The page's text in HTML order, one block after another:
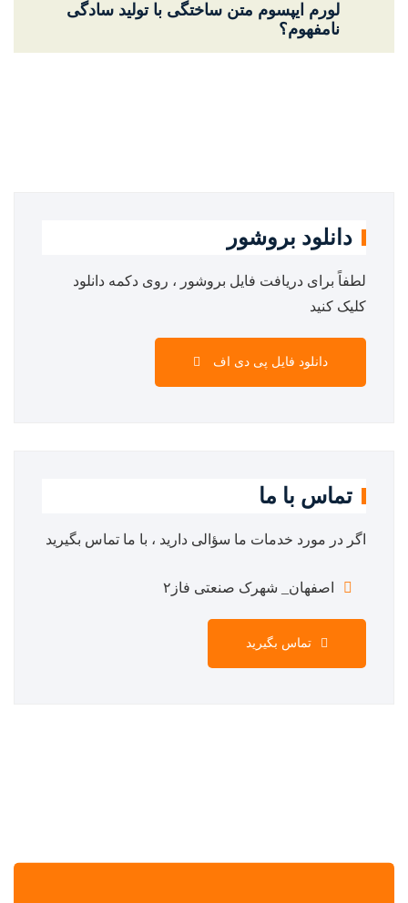
دانلود بروشور
لطفاً برای دریافت فایل بروشور ، روی دکمه دانلود
کلیک کنید
دانلود فایل پی دی اف
تماس با ما
اگر در مورد خدمات ما سؤالی دارید ، با ما تماس بگیرید
اصفهان_ شهرک صنعتی فاز۲
تماس بگیرید
لورم ایپسوم متن ساختگی با تولید سادگی
نامفهوم؟